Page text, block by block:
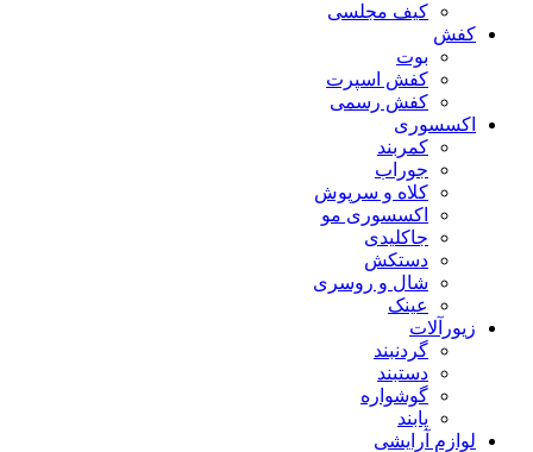
کیف مجلسی
کفش
بوت
کفش اسپرت
کفش رسمی
اکسسوری
کمربند
جوراب
کلاه و سرپوش
اکسسوری مو
جاکلیدی
دستکش
شال و روسری
عینک
زیورآلات
گردنبند
دستبند
گوشواره
پابند
لوازم آرایشی